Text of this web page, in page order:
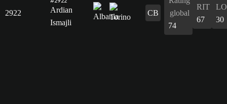
2922
Ardian
Ismajli
CB
global
74
RIT
67
30